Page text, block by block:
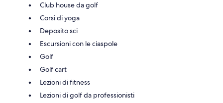
Club house da golf
Corsi di yoga
Deposito sci
Escursioni con le ciaspole
Golf
Golf cart
Lezioni di fitness
Lezioni di golf da professionisti